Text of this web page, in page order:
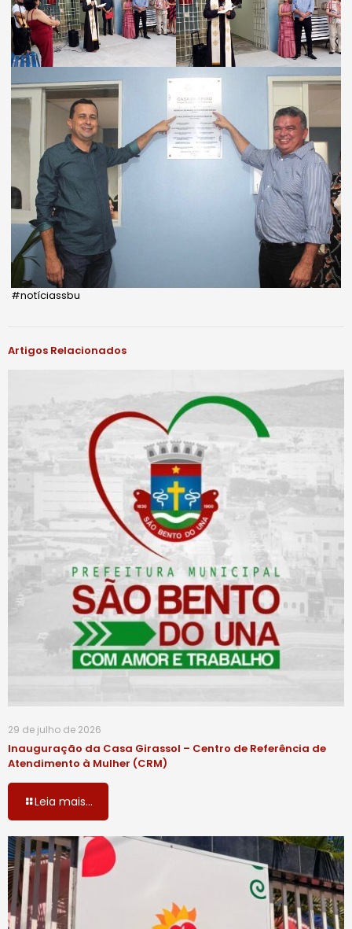
#notíciassbu
Artigos Relacionados
29 de julho de 2026
Inauguração da Casa Girassol – Centro de Referência de
Atendimento à Mulher (CRM)
Leia mais...